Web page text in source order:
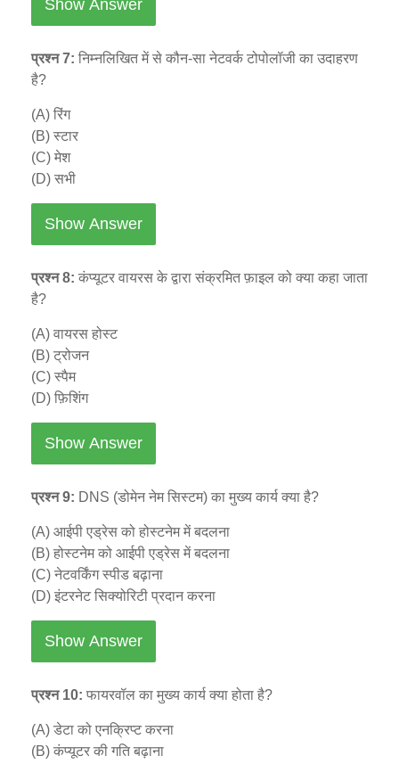
Show Answer
प्रश्न 7: निम्नलिखित में से कौन-सा नेटवर्क टोपोलॉजी का उदाहरण
है?
(A) रिंग
(B) स्टार
(C) मेश
(D) सभी
Show Answer
प्रश्न 8: कंप्यूटर वायरस के द्वारा संक्रमित फ़ाइल को क्या कहा जाता
है?
(A) वायरस होस्ट
(B) ट्रोजन
(C) स्पैम
(D) फ़िशिंग
Show Answer
प्रश्न 9: DNS (डोमेन नेम सिस्टम) का मुख्य कार्य क्या है?
(A) आईपी एड्रेस को होस्टनेम में बदलना
(B) होस्टनेम को आईपी एड्रेस में बदलना
(C) नेटवर्किंग स्पीड बढ़ाना
(D) इंटरनेट सिक्योरिटी प्रदान करना
Show Answer
प्रश्न 10: फायरवॉल का मुख्य कार्य क्या होता है?
(A) डेटा को एनक्रिप्ट करना
(B) कंप्यूटर की गति बढ़ाना